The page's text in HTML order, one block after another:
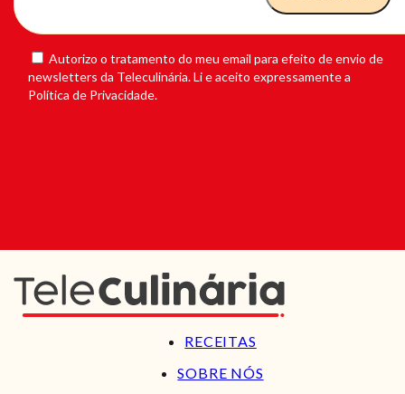
Autorizo o tratamento do meu email para efeito de envio de
newsletters da Teleculinária. Li e aceito expressamente a
Política de Privacidade.
RECEITAS
SOBRE NÓS